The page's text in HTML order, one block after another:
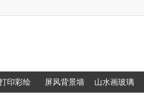
印彩绘 屏风背景墙 山水画玻璃